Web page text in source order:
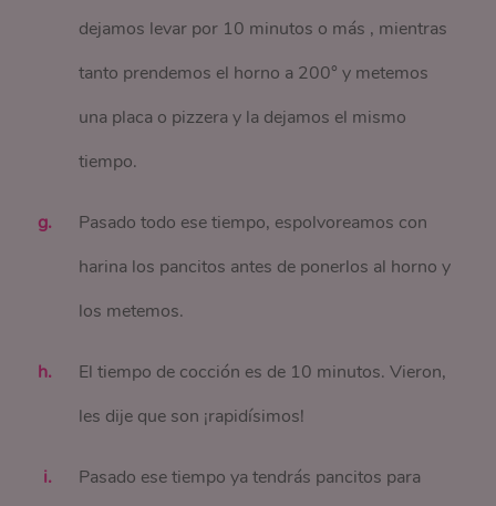
dejamos levar por 10 minutos o más , mientras
tanto prendemos el horno a 200° y metemos
una placa o pizzera y la dejamos el mismo
tiempo.
Pasado todo ese tiempo, espolvoreamos con
harina los pancitos antes de ponerlos al horno y
los metemos.
El tiempo de cocción es de 10 minutos. Vieron,
les dije que son ¡rapidísimos!
Pasado ese tiempo ya tendrás pancitos para